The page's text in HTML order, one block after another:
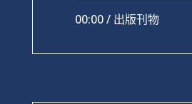
00:00 / 出版刊物